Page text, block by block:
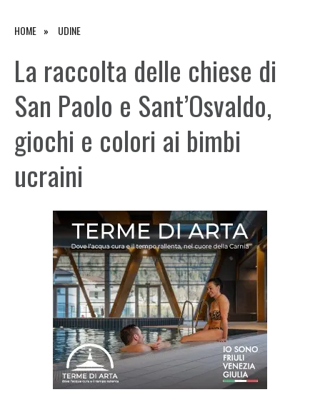
HOME UDINE
La raccolta delle chiese di
San Paolo e Sant’Osvaldo,
giochi e colori ai bimbi
ucraini